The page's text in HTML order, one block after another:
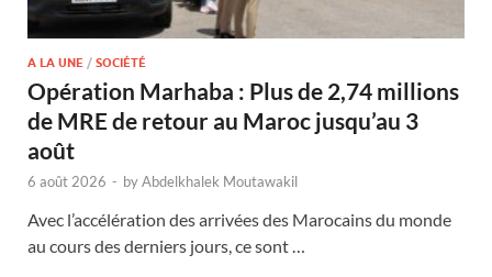
A LA UNE / SOCIÉTÉ
Opération Marhaba : Plus de 2,74 millions
de MRE de retour au Maroc jusqu’au 3
août
6 août 2026 - byAbdelkhalek Moutawakil
Avec l’accélération des arrivées des Marocains du monde
au cours des derniers jours, ce sont …